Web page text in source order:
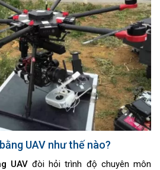
UAV như thế nào?
UAVđòi hỏi trình độ chuyên môn